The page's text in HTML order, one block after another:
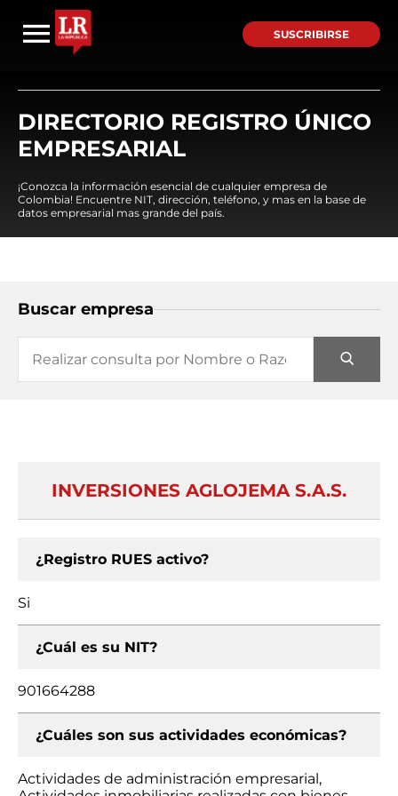
SUSCRIBIRSE
DIRECTORIO REGISTRO ÚNICO
EMPRESARIAL
¡Conozca la información esencial de cualquier empresa de
Colombia! Encuentre NIT, dirección, teléfono, y mas en la base de
datos empresarial mas grande del país.
Buscar empresa
INVERSIONES AGLOJEMA S.A.S.
¿Registro RUES activo?
Si
¿Cuál es su NIT?
901664288
¿Cuáles son sus actividades económicas?
Actividades de administración empresarial,